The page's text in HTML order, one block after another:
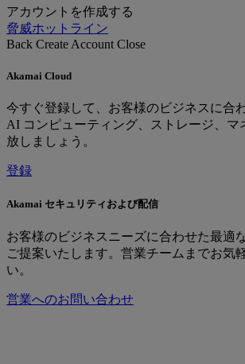
アカウントを作成する
脅威ホットライン
Back Create Account Close
Akamai Cloud
今すぐ登録して、お客様のビジネスに合
AI コンピューティング、ストレージ、マ
放しましょう。
登録
Akamai セキュリティおよび配信
お客様のビジネスニーズに合わせた最適
ご提案いたします。営業チームまでお気
い。
営業へのお問い合わせ